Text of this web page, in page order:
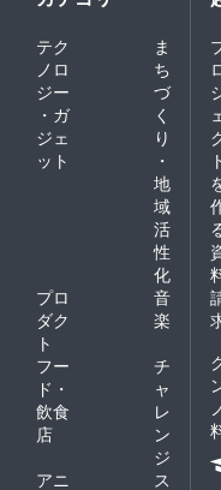
テク
ノロ
ジー
・ガ
ジェ
ット
ま
ち
づ
く
り
・
地
域
活
性
化
プロ
ダク
ト
音
楽
フー
ド・
飲食
店
チ
ャ
レ
ン
ジ
アニ
ス